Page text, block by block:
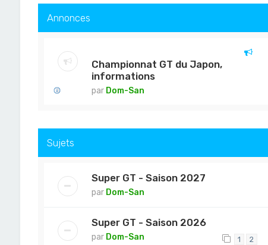
Annonces
Championnat GT du Japon,
informations
par Dom-San
Sujets
Super GT - Saison 2027
par Dom-San
Super GT - Saison 2026
par Dom-San 1 2